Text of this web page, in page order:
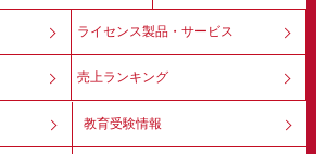
ライセンス製品・サービス
売上ランキング
教育受験情報